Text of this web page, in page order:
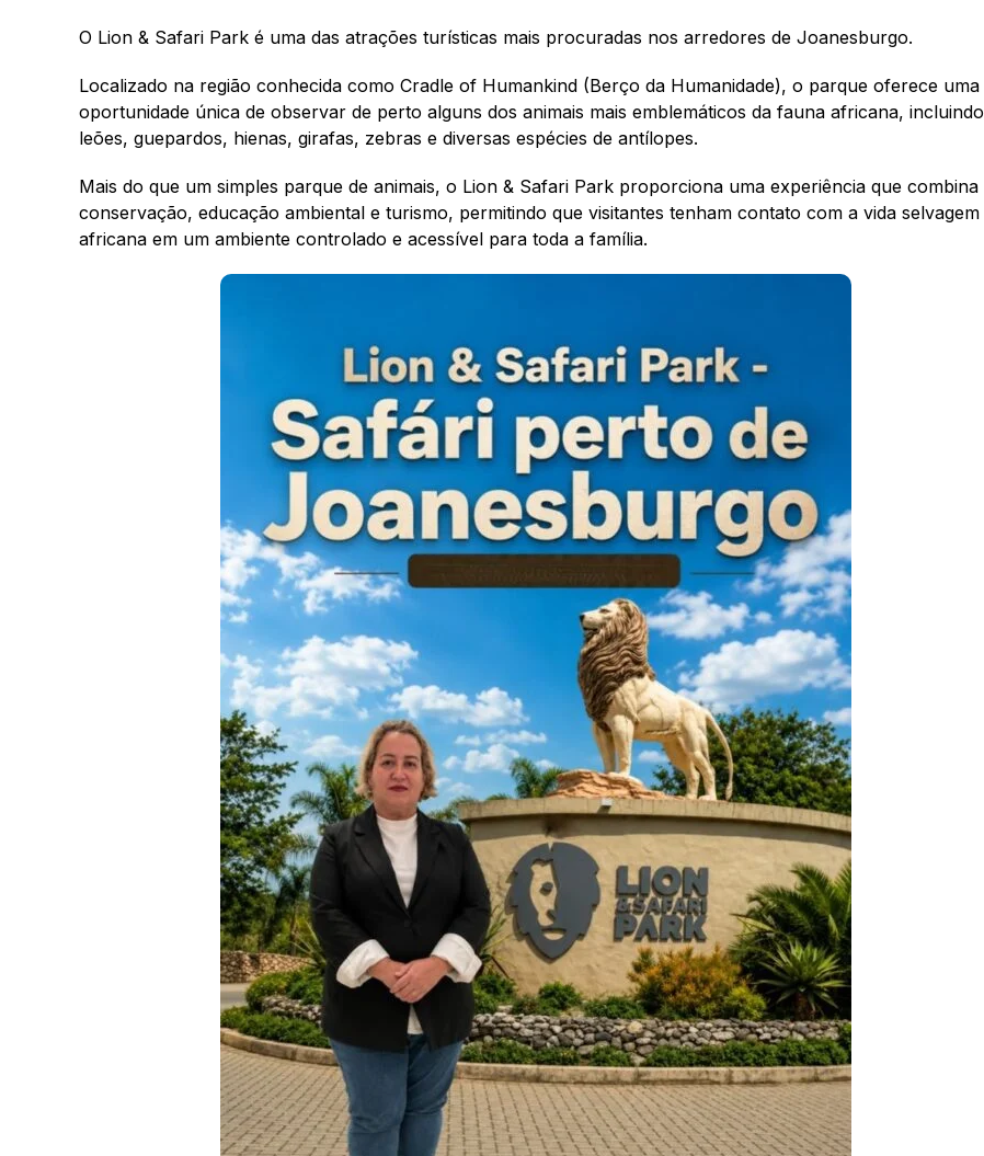
O Lion & Safari Park é uma das atrações turísticas mais procuradas nos arredores de Joanesburgo.
Localizado na região conhecida como Cradle of Humankind (Berço da Humanidade), o parque oferece uma
oportunidade única de observar de perto alguns dos animais mais emblemáticos da fauna africana, incluindo
leões, guepardos, hienas, girafas, zebras e diversas espécies de antílopes.
Mais do que um simples parque de animais, o Lion & Safari Park proporciona uma experiência que combina
conservação, educação ambiental e turismo, permitindo que visitantes tenham contato com a vida selvagem
africana em um ambiente controlado e acessível para toda a família.